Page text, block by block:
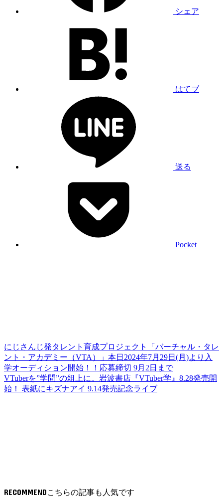
シェア
はてブ
送る
Pocket
にじさんじ発タレント育成プロジェクト「バーチャル・タレ
ント・アカデミー（VTA）」本日2024年7月29日(月)より入
学オーディション開始！！応募締切 9月2日まで
VTuberを”学問”の俎上に。岩波書店『VTuber学』8.28発売開
始！ 表紙にキズナアイ 9.14発売記念ライブ
RECOMMEND